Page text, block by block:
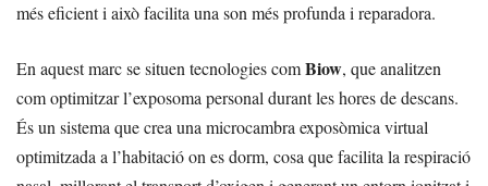
més eficient i això facilita una son més profunda i reparadora.
En aquest marc se situen tecnologies comBiow, que analitzen
com optimitzar l’exposoma personal durant les hores de descans.
És un sistema que crea una microcambra exposòmica virtual
optimitzada a l’habitació on es dorm, cosa que facilita la respiració